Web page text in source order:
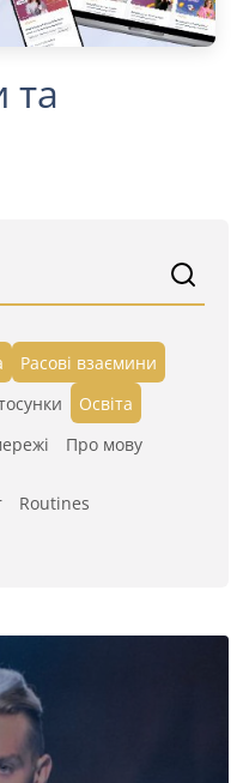
та
Расові взаємини
Освіта
Про мову
Routines